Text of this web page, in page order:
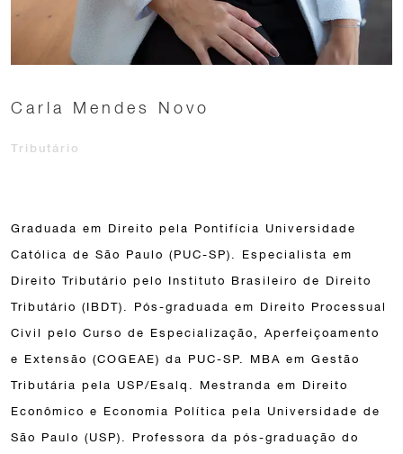
Carla Mendes Novo
Tributário
Graduada em Direito pela Pontifícia Universidade
Católica de São Paulo (PUC-SP). Especialista em
Direito Tributário pelo Instituto Brasileiro de Direito
Tributário (IBDT). Pós-graduada em Direito Processual
Civil pelo Curso de Especialização, Aperfeiçoamento
e Extensão (COGEAE) da PUC-SP. MBA em Gestão
Tributária pela USP/Esalq. Mestranda em Direito
Econômico e Economia Política pela Universidade de
São Paulo (USP). Professora da pós-graduação do